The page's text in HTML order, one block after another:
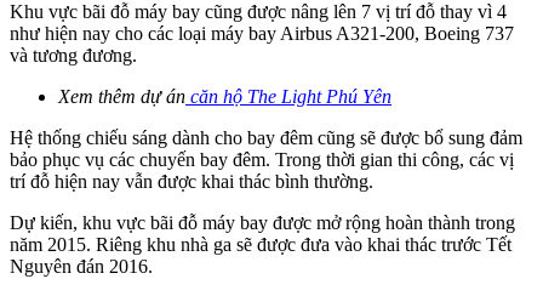
Khu vực bãi đỗ máy bay cũng được nâng lên 7 vị trí đỗ thay vì 4
như hiện nay cho các loại máy bay Airbus A321-200, Boeing 737
và tương đương.
Xem thêm dự án căn hộ The Light Phú Yên
Hệ thống chiếu sáng dành cho bay đêm cũng sẽ được bổ sung đảm
bảo phục vụ các chuyến bay đêm. Trong thời gian thi công, các vị
trí đỗ hiện nay vẫn được khai thác bình thường.
Dự kiến, khu vực bãi đỗ máy bay được mở rộng hoàn thành trong
năm 2015. Riêng khu nhà ga sẽ được đưa vào khai thác trước Tết
Nguyên đán 2016.